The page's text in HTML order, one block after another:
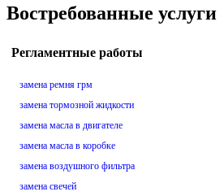
Востребованные услуги
Регламентные работы
замена ремня грм
замена тормозной жидкости
замена масла в двигателе
замена масла в коробке
замена воздушного фильтра
замена свечей